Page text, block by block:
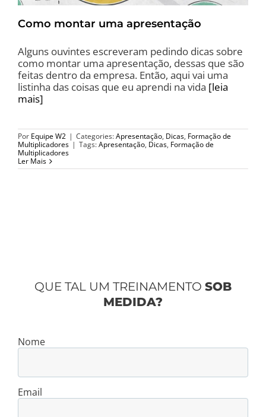
Como montar uma apresentação
Alguns ouvintes escreveram pedindo dicas sobre
como montar uma apresentação, dessas que são
feitas dentro da empresa. Então, aqui vai uma
listinha das coisas que eu aprendi na vida [leia
mais]
Por Equipe W2 | Categories:Apresentação, Dicas, Formação de
Multiplicadores | Tags:Apresentação, Dicas, Formação de
Multiplicadores
Ler Mais
QUE TAL UM TREINAMENTO SOB
MEDIDA?
Nome
Email